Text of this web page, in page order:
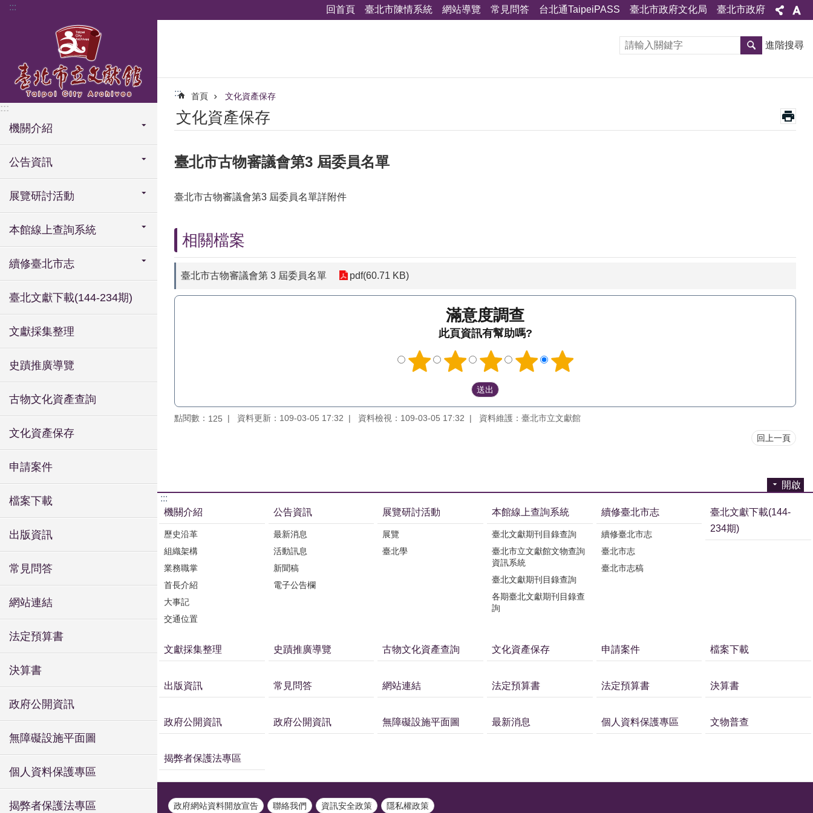
跳到主要內容區塊
::: 回首頁 臺北市陳情系統 網站導覽 常見問答 台北通TaipeiPASS 臺北市政府文化局 臺北市政府
:::
機關介紹
公告資訊
展覽研討活動
本館線上查詢系統
續修臺北市志
臺北文獻下載(144-234期)
文獻採集整理
史蹟推廣導覽
古物文化資產查詢
文化資產保存
申請案件
檔案下載
出版資訊
常見問答
網站連結
法定預算書
決算書
政府公開資訊
無障礙設施平面圖
個人資料保護專區
揭弊者保護法專區
進階搜尋
::: 首頁 文化資產保存
文化資產保存
臺北市古物審議會第3 屆委員名單
臺北市古物審議會第3 屆委員名單詳附件
相關檔案
臺北市古物審議會第 3 屆委員名單 pdf(60.71 KB)
滿意度調查
此頁資訊有幫助嗎?
點閱數： 125 資料更新：109-03-05 17:32 資料檢視：109-03-05 17:32 資料維護：臺北市立文獻館
回上一頁
開啟
:::
機關介紹
歷史沿革
組織架構
業務職掌
首長介紹
大事記
交通位置
公告資訊
最新消息
活動訊息
新聞稿
電子公告欄
展覽研討活動
展覽
臺北學
本館線上查詢系統
臺北文獻期刊目錄查詢
臺北市立文獻館文物查詢
資訊系統
臺北文獻期刊目錄查詢
各期臺北文獻期刊目錄查
詢
續修臺北市志
續修臺北市志
臺北市志
臺北市志稿
臺北文獻下載(144-
234期)
文獻採集整理 史蹟推廣導覽 古物文化資產查詢 文化資產保存 申請案件 檔案下載
出版資訊 常見問答 網站連結 法定預算書 法定預算書 決算書
政府公開資訊 政府公開資訊 無障礙設施平面圖 最新消息 個人資料保護專區 文物普查
揭弊者保護法專區
政府網站資料開放宣告 聯絡我們 資訊安全政策 隱私權政策